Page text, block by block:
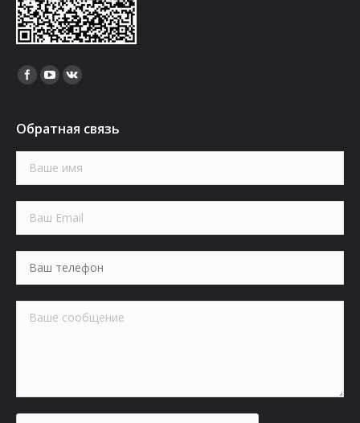
Найдите нас:
Обратная связь